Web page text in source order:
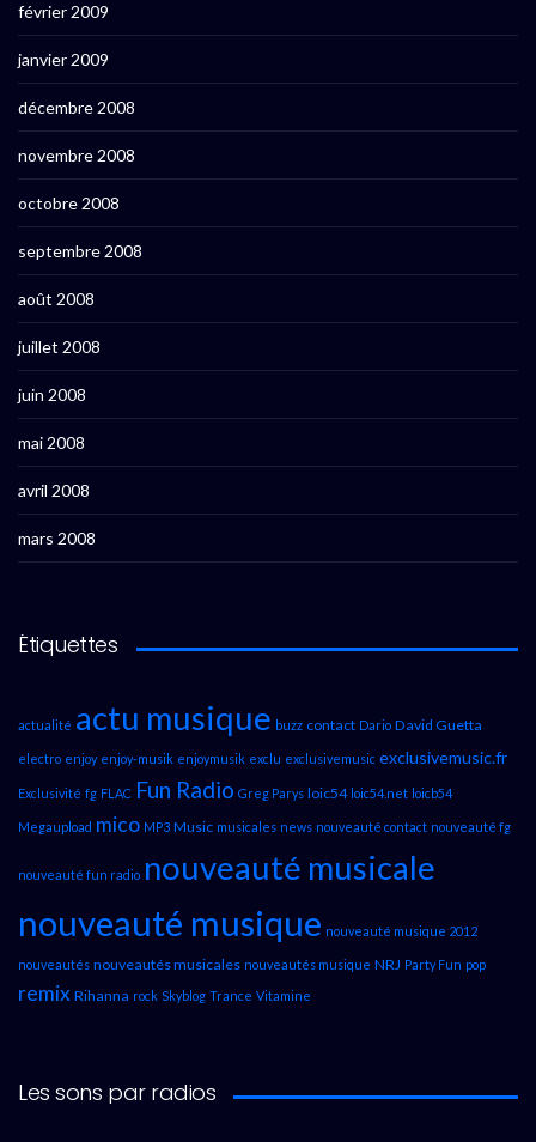
février 2009
janvier 2009
décembre 2008
novembre 2008
octobre 2008
septembre 2008
août 2008
juillet 2008
juin 2008
mai 2008
avril 2008
mars 2008
Étiquettes
actualité actu musique buzz contact Dario David Guetta
electro enjoy enjoy-musik enjoymusik exclu exclusivemusic exclusivemusic.fr
Exclusivité fg FLAC Fun Radio Greg Parys loic54 loic54.net loicb54
Megaupload mico MP3 Music musicales news nouveauté contact nouveauté fg
nouveauté fun radio nouveauté musicale
nouveauté musique nouveauté musique 2012
nouveautés nouveautés musicales nouveautés musique NRJ Party Fun pop
remix Rihanna rock Skyblog Trance Vitamine
Les sons par radios